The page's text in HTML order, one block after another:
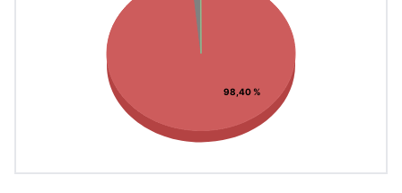
98,40 %